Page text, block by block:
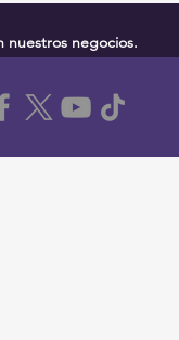
nuestros negocios.